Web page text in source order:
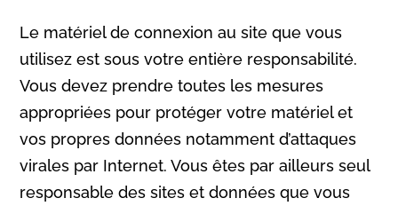
Le matériel de connexion au site que vous
utilisez est sous votre entière responsabilité.
Vous devez prendre toutes les mesures
appropriées pour protéger votre matériel et
vos propres données notamment d’attaques
virales par Internet. Vous êtes par ailleurs seul
responsable des sites et données que vous